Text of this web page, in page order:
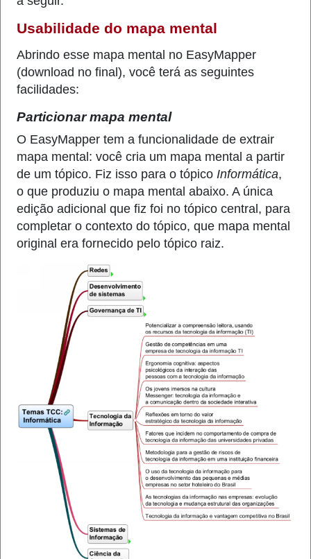
Usabilidade do mapa mental
Abrindo esse mapa mental no EasyMapper
(download no final), você terá as seguintes
facilidades:
Particionar mapa mental
O EasyMapper tem a funcionalidade de extrair
mapa mental: você cria um mapa mental a partir
de um tópico. Fiz isso para o tópico Informática,
o que produziu o mapa mental abaixo. A única
edição adicional que fiz foi no tópico central, para
completar o contexto do tópico, que mapa mental
original era fornecido pelo tópico raiz.